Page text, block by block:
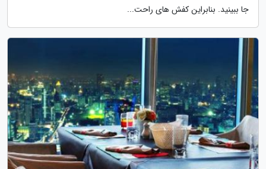
جا ببینید. بنابراین کفش های راحت...